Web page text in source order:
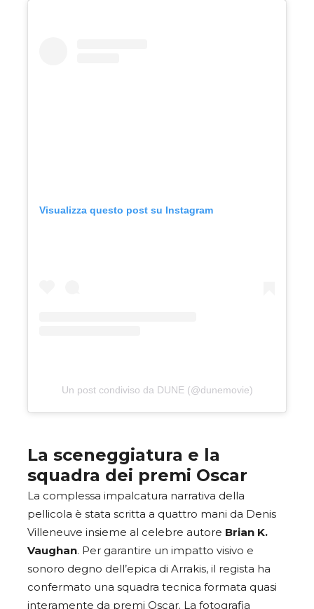
Visualizza questo post su Instagram
Un post condiviso da DUNE (@dunemovie)
La sceneggiatura e la
squadra dei premi Oscar
La complessa impalcatura narrativa della
pellicola è stata scritta a quattro mani da Denis
Villeneuve insieme al celebre autore Brian K.
Vaughan. Per garantire un impatto visivo e
sonoro degno dell’epica di Arrakis, il regista ha
confermato una squadra tecnica formata quasi
interamente da premi Oscar. La fotografia